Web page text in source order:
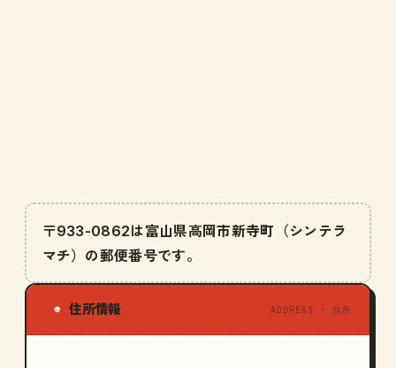
〒933-0862は富山県高岡市新寺町（シンテラ
マチ）の郵便番号です。
◉ 住所情報 ADDRESS · 住所